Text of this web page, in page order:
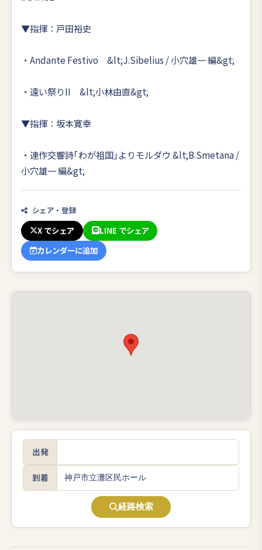
▼指揮：戸田裕史
・Andante Festivo &lt;J.Sibelius / 小穴雄一 編&gt;
・遠い祭りII &lt;小林由直&gt;
▼指揮：坂本寛幸
・連作交響詩｢わが祖国｣よりモルダウ &lt;B.Smetana /
小穴雄一 編&gt;
シェア・登録
X でシェア
LINE でシェア
カレンダーに追加
出発
到着
経路検索